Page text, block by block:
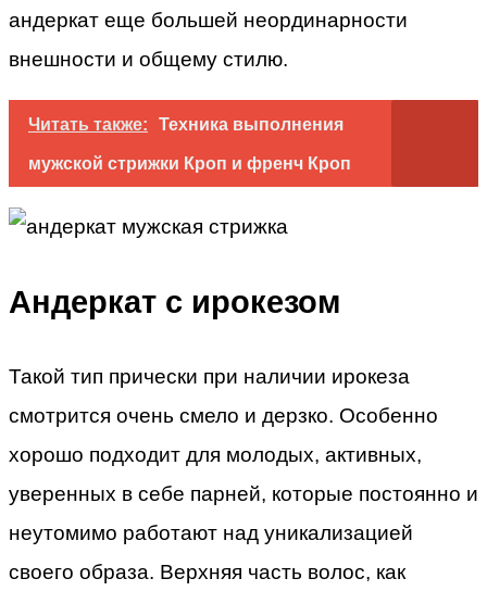
андеркат еще большей неординарности
внешности и общему стилю.
Читать также: Техника выполнения
мужской стрижки Кроп и френч Кроп
Андеркат с ирокезом
Такой тип прически при наличии ирокеза
смотрится очень смело и дерзко. Особенно
хорошо подходит для молодых, активных,
уверенных в себе парней, которые постоянно и
неутомимо работают над уникализацией
своего образа. Верхняя часть волос, как